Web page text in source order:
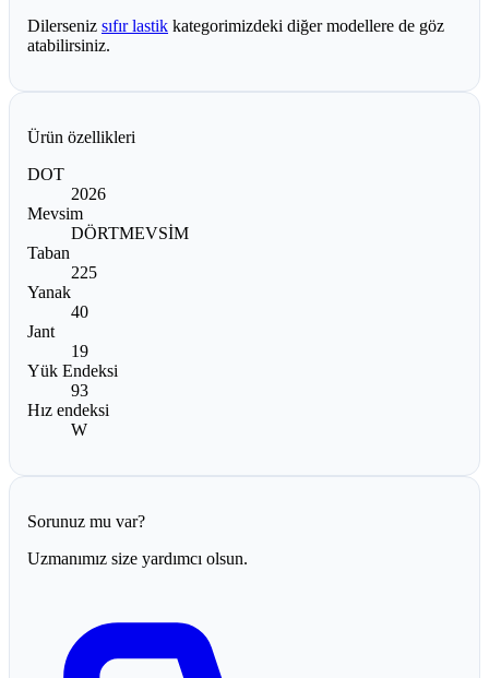
Dilerseniz sıfır lastik kategorimizdeki diğer modellere de göz
atabilirsiniz.
Ürün özellikleri
DOT
2026
Mevsim
DÖRTMEVSİM
Taban
225
Yanak
40
Jant
19
Yük Endeksi
93
Hız endeksi
W
Sorunuz mu var?
Uzmanımız size yardımcı olsun.